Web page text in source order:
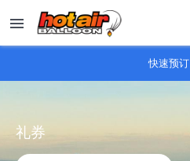
main
content
快速预订
礼券